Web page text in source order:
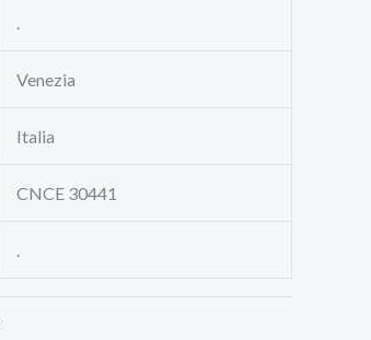
Venezia
Italia
CNCE 30441